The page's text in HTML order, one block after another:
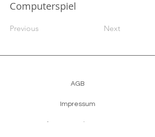
Computerspiel
Previous Next
AGB
Impressum